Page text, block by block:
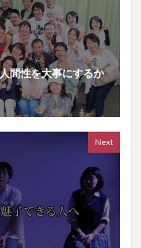
間性を大事にするか
Next